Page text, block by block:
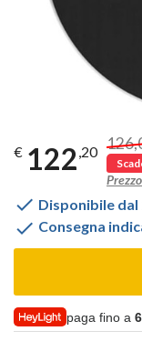
€ 122 ,20
 Disponibile dal
 Consegna
paga fino a